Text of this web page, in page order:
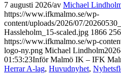
7 augusti 2026/av Michael
https://www.ifkmalmo.se/wp-
content/uploads/2026/07/
Hassleholm_15-scaled.jpg 1866
https://www.ifkmalmo.se/wp-
logo-ny.png Michael Lindholm
01:53:23Inför Malmö IK – IFK
Herrar A-lag, Huvudnyhet,